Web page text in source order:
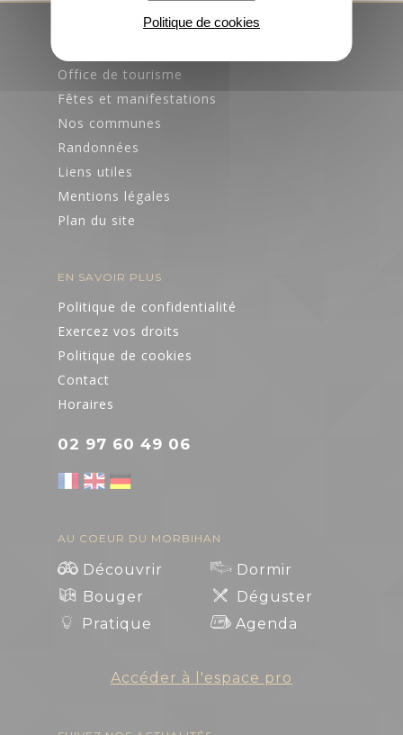
quand il pleut
Pratique
horaires
Expressions
d'artistes
Office de tourisme
Fêtes et manifestations
Nos communes
Randonnées
Liens utiles
Mentions légales
Plan du site
EN SAVOIR PLUS
Politique de confidentialité
Exercez vos droits
Politique de cookies
Contact
Horaires
02 97 60 49 06
AU COEUR DU MORBIHAN
Découvrir
Dormir
Bouger
Déguster
Pratique
Agenda
Accéder à l'espace pro
Politique de cookies